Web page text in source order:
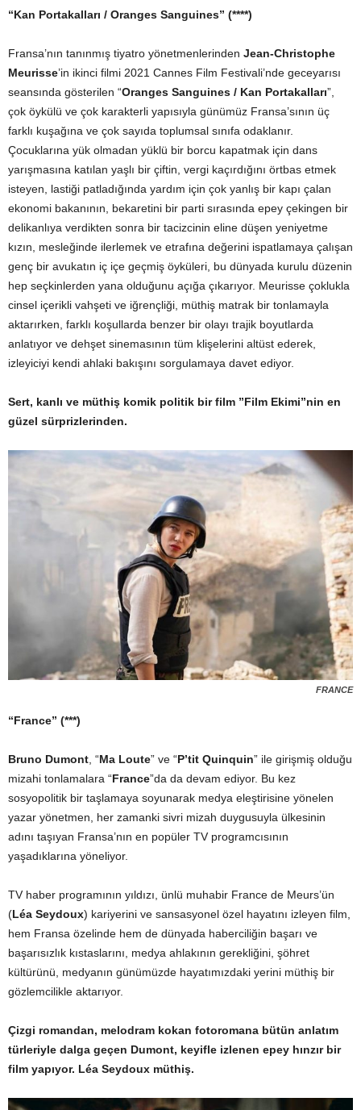
“Kan Portakalları / Oranges Sanguines” (****)
Fransa’nın tanınmış tiyatro yönetmenlerinden Jean-Christophe
Meurisse’in ikinci filmi 2021 Cannes Film Festivali’nde geceyarısı
seansında gösterilen “Oranges Sanguines / Kan Portakalları”,
çok öykülü ve çok karakterli yapısıyla günümüz Fransa’sının üç
farklı kuşağına ve çok sayıda toplumsal sınıfa odaklanır.
Çocuklarına yük olmadan yüklü bir borcu kapatmak için dans
yarışmasına katılan yaşlı bir çiftin, vergi kaçırdığını örtbas etmek
isteyen, lastiği patladığında yardım için çok yanlış bir kapı çalan
ekonomi bakanının, bekaretini bir parti sırasında epey çekingen bir
delikanlıya verdikten sonra bir tacizcinin eline düşen yeniyetme
kızın, mesleğinde ilerlemek ve etrafına değerini ispatlamaya çalışan
genç bir avukatın iç içe geçmiş öyküleri, bu dünyada kurulu düzenin
hep seçkinlerden yana olduğunu açığa çıkarıyor. Meurisse çoklukla
cinsel içerikli vahşeti ve iğrençliği, müthiş matrak bir tonlamayla
aktarırken, farklı koşullarda benzer bir olayı trajik boyutlarda
anlatıyor ve dehşet sinemasının tüm klişelerini altüst ederek,
izleyiciyi kendi ahlaki bakışını sorgulamaya davet ediyor.
Sert, kanlı ve müthiş komik politik bir film ”Film Ekimi”nin en
güzel sürprizlerinden.
FRANCE
“France” (***)
Bruno Dumont, “Ma Loute” ve “P’tit Quinquin” ile girişmiş olduğu
mizahi tonlamalara “France”da da devam ediyor. Bu kez
sosyopolitik bir taşlamaya soyunarak medya eleştirisine yönelen
yazar yönetmen, her zamanki sivri mizah duygusuyla ülkesinin
adını taşıyan Fransa’nın en popüler TV programcısının
yaşadıklarına yöneliyor.
TV haber programının yıldızı, ünlü muhabir France de Meurs’ün
(Léa Seydoux) kariyerini ve sansasyonel özel hayatını izleyen film,
hem Fransa özelinde hem de dünyada haberciliğin başarı ve
başarısızlık kıstaslarını, medya ahlakının gerekliğini, şöhret
kültürünü, medyanın günümüzde hayatımızdaki yerini müthiş bir
gözlemcilikle aktarıyor.
Çizgi romandan, melodram kokan fotoromana bütün anlatım
türleriyle dalga geçen Dumont, keyifle izlenen epey hınzır bir
film yapıyor. Léa Seydoux müthiş.